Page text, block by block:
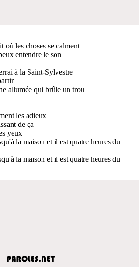
où les choses se calment
entendre le son
à la Saint-Sylvestre
allumée qui brûle un trou
les adieux
de ça
yeux
la maison et il est quatre heures du
la maison et il est quatre heures du